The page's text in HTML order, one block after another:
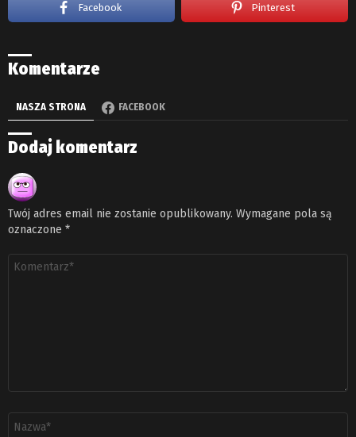
Facebook Pinterest
Komentarze
NASZA STRONA FACEBOOK
Dodaj komentarz
Twój adres email nie zostanie opublikowany. Wymagane pola są
oznaczone *
Komentarz